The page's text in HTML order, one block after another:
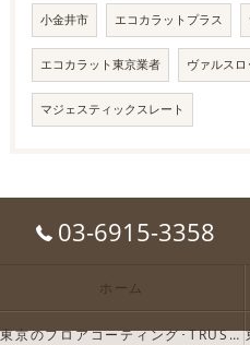
小金井市 エコカラットプラス
エコカラット東京業者 ヴァルスロ
マジェスティックスレート
03-6915-3358
ホーム
東京のフロアコーティング･TRUST-Dの口コミ情報